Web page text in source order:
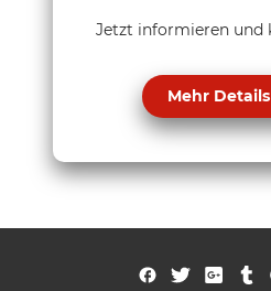
Jetzt informieren und
Mehr